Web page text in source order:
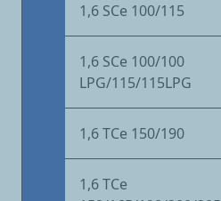
1,6 SCe 100/115
1,6 SCe 100/100
LPG/115/115LPG
1,6 TCe 150/190
1,6 TCe